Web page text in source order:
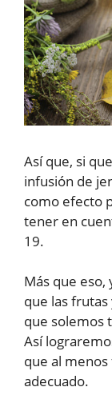
Así que, si
infusión de
como efecto
tener en
19.
Más que
que las
que solemos
Así
que al
adecuado.